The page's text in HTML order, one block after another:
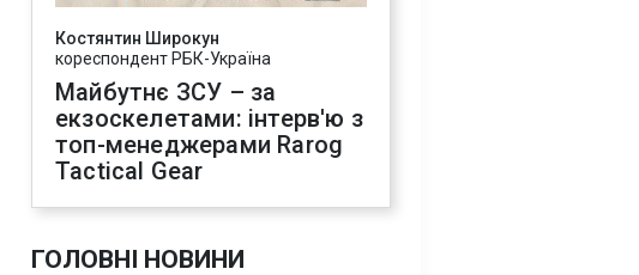
Костянтин Широкун
кореспондент РБК-Україна
Майбутнє ЗСУ – за
екзоскелетами: інтерв'ю з
топ-менеджерами Rarog
Tactical Gear
ГОЛОВНІ НОВИНИ